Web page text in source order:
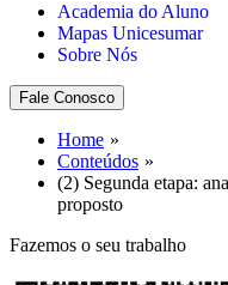
Academia do Aluno
Mapas Unicesumar
Sobre Nós
Fale Conosco
Home
Conteúdos
(2) Segunda etapa:
proposto
Fazemos o seu trabalho